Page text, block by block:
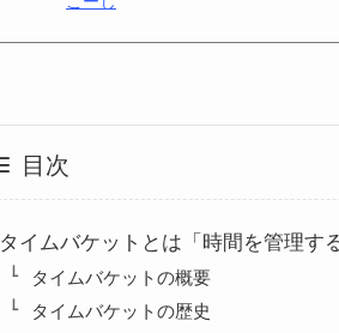
目次
タイムバケットとは「時間を管理す
タイムバケットの概要
タイムバケットの歴史